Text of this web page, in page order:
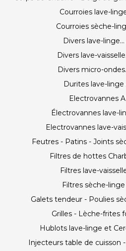
Courroies lave-
Courroies sèche-
Divers lave-
Divers lave-
Divers micro-
Durites lave-linge
Electrovannes
Électrovannes lave-
Electrovannes lave-
Feutres - Patins - Joints
Filtres de hottes
Filtres lave-
Filtres sèche-
Galets tendeur - Poulies
Grilles - Lèche-frites
Hublots lave-linge et
Injecteurs table de cuisson